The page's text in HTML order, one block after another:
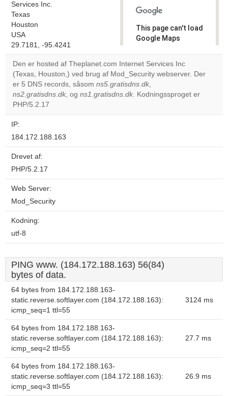
Services Inc.
Texas
Houston
USA
29.7181, -95.4241
This page can't load
Google Maps
Do you
own this
website?
OK
Den er hosted af Theplanet.com Internet Services Inc
(Texas, Houston,) ved brug af Mod_Security webserver. Der
er 5 DNS records, såsom ns5.gratisdns.dk,
ns2.gratisdns.dk, og ns1.gratisdns.dk. Kodningssproget er
PHP/5.2.17
IP:
184.172.188.163
Drevet af:
PHP/5.2.17
Web Server:
Mod_Security
Kodning:
utf-8
PING www. (184.172.188.163) 56(84)
bytes of data.
64 bytes from 184.172.188.163-
static.reverse.softlayer.com (184.172.188.163):
icmp_seq=1 ttl=55
3124 ms
64 bytes from 184.172.188.163-
static.reverse.softlayer.com (184.172.188.163):
icmp_seq=2 ttl=55
27.7 ms
64 bytes from 184.172.188.163-
static.reverse.softlayer.com (184.172.188.163):
icmp_seq=3 ttl=55
26.9 ms